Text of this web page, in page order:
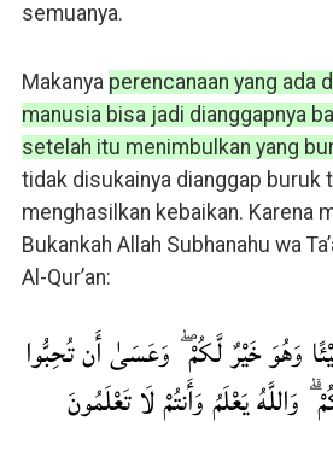
semuanya.
Makanya perencanaan yang ada
manusia bisa jadi dianggapnya
setelah itu menimbulkan yang
tidak disukainya dianggap buruk
menghasilkan kebaikan. Karena
Bukankah Allah Subhanahu wa
Al-Qur’an:
وَهُوَ خَيْرٌ لَّكُمْ ۖ وَعَسَىٰ أَن تُحِبُّوا
يَعْلَمُ وَأَنتُمْ لَا تَعْلَمُونَ